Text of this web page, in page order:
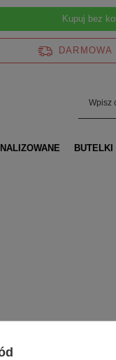
Kupuj bez
DARMOWA
BUTELKI